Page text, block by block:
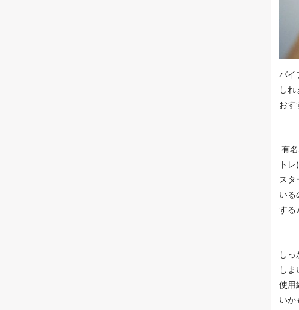
バイ
し
おす
有
ト
スタ
いる
する
し
し
使用
いか